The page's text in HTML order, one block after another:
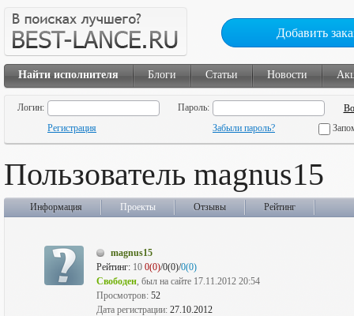
Добавить
Найти исполнителя Блоги Статьи Новости
Логин:
Пароль:
Регистрация
Забыли пароль?
Пользователь magnus15
Информация Проекты Отзывы Рейтинг
magnus15
Рейтинг: 10 0(0)/0(0)/0(0)
Свободен, был на сайте 17.11.2012 20:54
Просмотров: 52
Дата регистрации: 27.10.2012